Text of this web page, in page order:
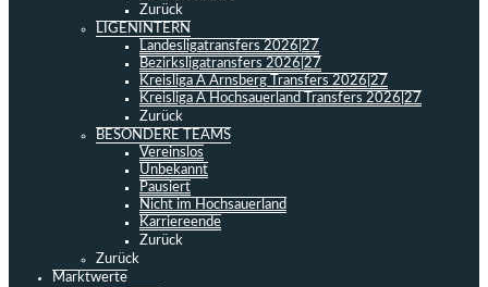
Zurück
LIGENINTERN
Landesligatransfers 2026|27
Bezirksligatransfers 2026|27
Kreisliga A Arnsberg Transfers 2026|27
Kreisliga A Hochsauerland Transfers 2026|27
Zurück
BESONDERE TEAMS
Vereinslos
Unbekannt
Pausiert
Nicht im Hochsauerland
Karriereende
Zurück
Zurück
Marktwerte